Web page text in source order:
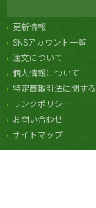
更新情報
SNSアカウント一覧
注文について
個人情報について
特定商取引法に関す
リンクポリシー
お問い合わせ
サイトマップ